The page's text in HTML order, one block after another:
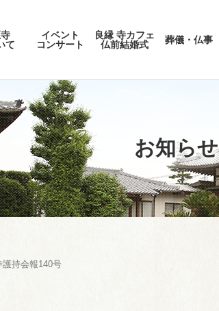
て
イベント
コンサート
良縁 寺カフェ
仏前結婚式
葬儀・仏事
お知らせ
護持会報140号